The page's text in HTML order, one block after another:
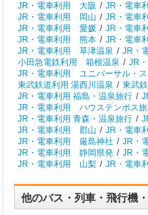
JR・電車利用 大阪 / JR・電車
JR・電車利用 岡山 / JR・電車
JR・電車利用 愛媛 / JR・電車
JR・電車利用 熊本 / JR・電車
JR・電車利用 草津温泉 / JR・
小田急電鉄利用 箱根温泉 / JR
JR・電車利用 ユニバーサル・ス
東武鉄道利用 湯西川温泉 / 東武
JR・電車利用 福島・温泉旅行 /
JR・電車利用 ハウステンボス
JR・電車利用 青森・温泉旅行 /
JR・電車利用 郡山 / JR・電車
JR・電車利用 厳島神社 / JR・
JR・電車利用 静岡県発 / JR・
JR・電車利用 山梨 / JR・電車
他のバス・列車・飛行機